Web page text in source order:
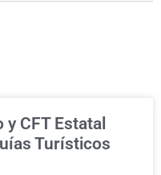
CFT Estatal
Turísticos